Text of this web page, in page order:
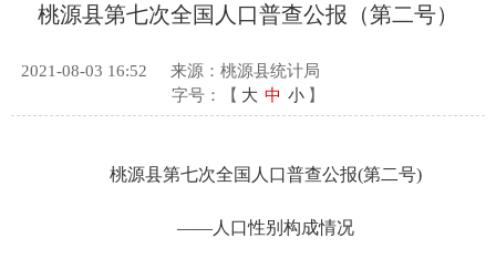
桃源县第七次全国人口普查公报（第二号）
2021-08-03 16:52
来源：桃源县统计局
字号：【 大 中 小 】
桃源县第七次全国人口普查公报(第二号)
——人口性别构成情况